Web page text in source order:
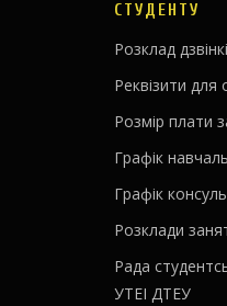
СТУДЕНТУ
Розклад
Реквізити для
Розмір плати
Графік
Графік
Розклади
Рада
УТЕІ ДТЕУ